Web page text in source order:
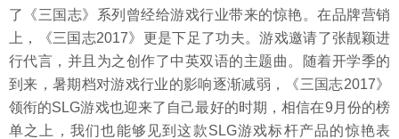
了《三国志》系列曾经给游戏行业带来的惊艳。在品牌营销
上，《三国志2017》更是下足了功夫。游戏邀请了张靓颖进
行代言，并且为之创作了中英双语的主题曲。随着开学季的
到来，暑期档对游戏行业的影响逐渐减弱，《三国志2017》
领衔的SLG游戏也迎来了自己最好的时期，相信在9月份的榜
单之上，我们也能够见到这款SLG游戏标杆产品的惊艳表